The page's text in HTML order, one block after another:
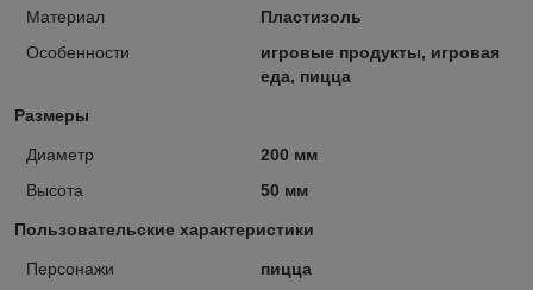
Материал
Пластизоль
Особенности
игровые продукты, игровая
еда, пицца
Размеры
Диаметр
200 мм
Высота
50 мм
Пользовательские характеристики
Персонажи пицца